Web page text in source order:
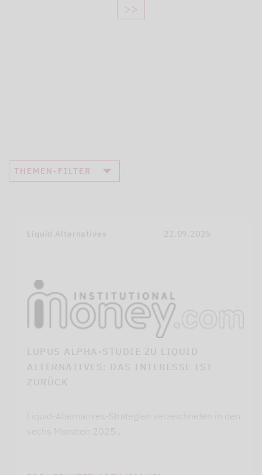
>>
THEMEN-FILTER
Liquid Alternatives 22.09.2025
LUPUS ALPHA-STUDIE ZU LIQUID
ALTERNATIVES: DAS INTERESSE IST
ZURÜCK
Liquid-Alternatives-Strategien verzeichneten in den
sechs Monaten 2025…